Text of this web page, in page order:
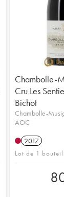
Chambolle-
Cru Les
Bichot
Chambolle-
AOC
2017
Lot de 1